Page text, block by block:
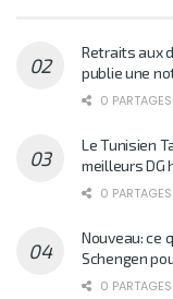
Retraits aux
publie une
0 PARTAGES
Le Tunisien
meilleurs DG
0 PARTAGES
Nouveau: ce
Schengen
0 PARTAGES